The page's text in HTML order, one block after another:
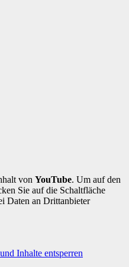
von YouTube. Um auf den
Sie auf die Schaltfläche
Daten an Drittanbieter
Inhalte entsperren